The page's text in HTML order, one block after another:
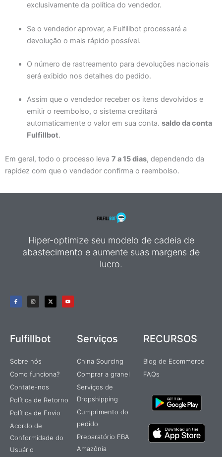
exclusivamente da política do vendedor.
Se o vendedor aprovar, a Fulfillbot processará a
devolução o mais rápido possível.
O número de rastreamento para devoluções nacionais
será exibido nos detalhes do pedido.
Assim que o vendedor receber os itens devolvidos e
emitir o reembolso, o sistema creditará
automaticamente o valor em sua conta. saldo da conta
Fulfillbot.
Em geral, todo o processo leva 7 a 15 dias, dependendo da
rapidez com que o vendedor confirma o reembolso.
Hiper-optimize seu modelo de cadeia de
abastecimento e aumente suas margens de
lucro.
F
a
c
-
f
I
n
s
m
-
t
r
o
u
Fulfillbot
Sobre nós
Como funciona?
Contate-nos
Política de Retorno
Política de Envio
Acordo de
Conformidade do
Usuário
Serviços
China Sourcing
Comprar a granel
Serviços de
Dropshipping
Cumprimento do
pedido
Preparatório FBA
Amazônia
RECURSOS
Blog de Ecommerce
FAQs